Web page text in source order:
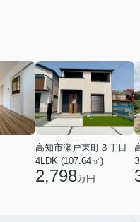
高知市瀬戸東町３丁目
4LDK (107.64㎡)
2,798万円